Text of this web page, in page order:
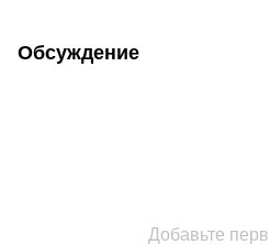
Обсуждение
Добавьте